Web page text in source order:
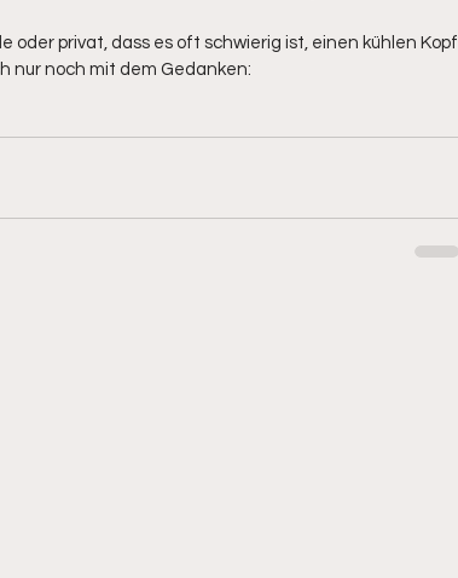
privat, dass es oft schwierig ist, einen kühlen Kopf
nur noch mit dem Gedanken: